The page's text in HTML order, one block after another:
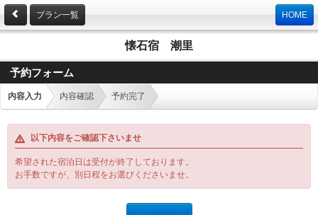
プラン一覧 HOME
懐石宿 潮里
予約フォーム
内容入力 内容確認 予約完了
以下内容をご確認下さいませ
希望された宿泊日は受付が終了しております。
お手数ですが、別日程をお選びくださいませ。